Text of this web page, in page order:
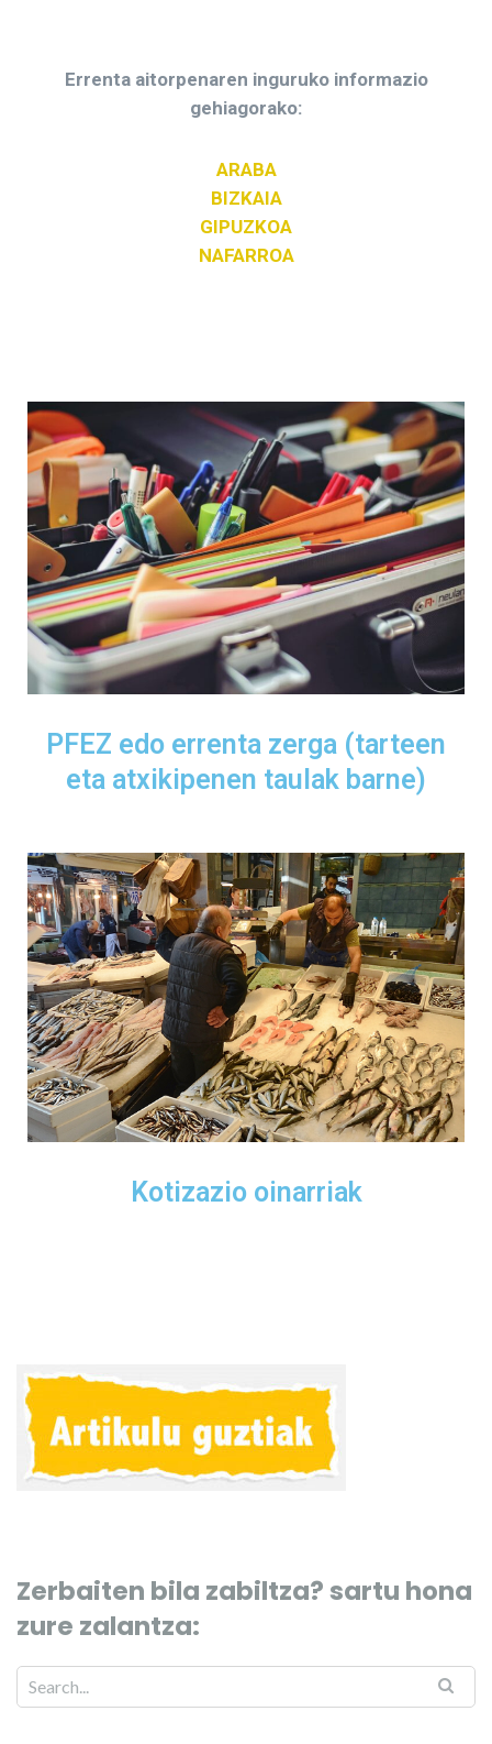
Errenta aitorpenaren inguruko informazio
gehiagorako:
ARABA
BIZKAIA
GIPUZKOA
NAFARROA
PFEZ edo errenta zerga (tarteen
eta atxikipenen taulak barne)
Kotizazio oinarriak
Zerbaiten bila zabiltza? sartu hona
zure zalantza: